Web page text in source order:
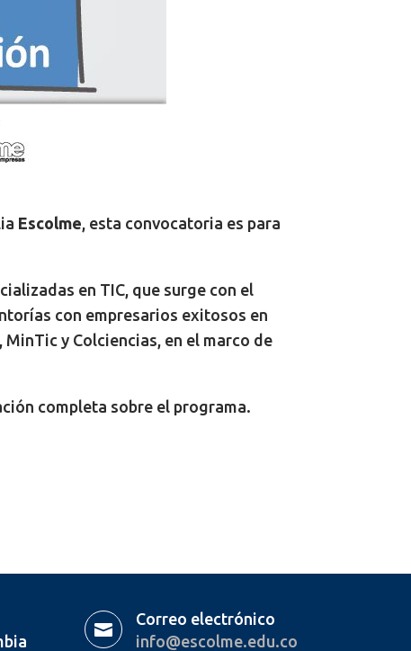
Escolme, esta convocatoria es para
en TIC, que surge con el
con empresarios exitosos en
y Colciencias, en el marco de
completa sobre el programa.

Correo electrónico
info@escolme.edu.co